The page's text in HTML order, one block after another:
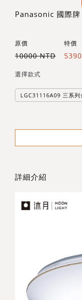
Panasonic 國際
原價
10000 NTD
特價
選擇款式
LGC31116A09 三系列
詳細介紹